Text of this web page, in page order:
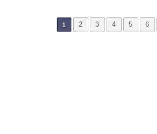
1 2 3 4 5 6